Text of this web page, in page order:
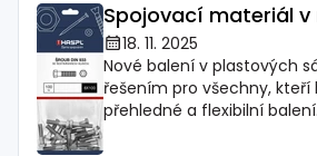
Spojovací materiál
18. 11. 2025
Nové balení v plastových
řešením pro všechny, kteří
přehledné a flexibilní balení.